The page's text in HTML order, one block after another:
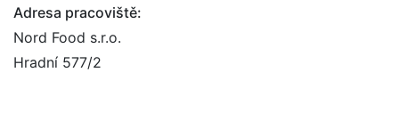
Adresa pracoviště:
Nord Food s.r.o.
Hradní 577/2